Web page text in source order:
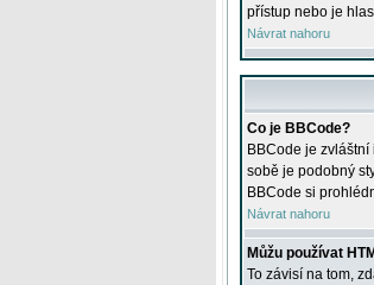
přístup nebo je
Návrat nahoru
Co je BBCode?
BBCode je
sobě je podobný
BBCode si
Návrat nahoru
Můžu používat
To závisí na tom,